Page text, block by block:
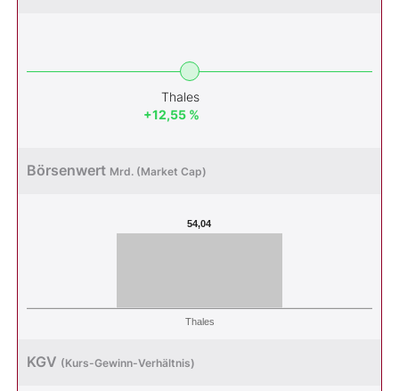
Thales
+12,55 %
Börsenwert Mrd. (Market Cap)
54,04
Thales
KGV (Kurs-Gewinn-Verhältnis)